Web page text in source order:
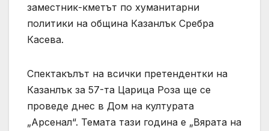
заместник-кметът по хуманитарни
политики на община Казанлък Сребра
Касева.
Спектакълът на всички претендентки на
Казанлък за 57-та Царица Роза ще се
проведе днес в Дом на културата
„Арсенал“. Темата тази година е „Вярата на